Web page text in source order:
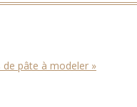
de pâte à modeler »